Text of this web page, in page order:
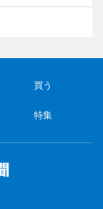
買う
特集